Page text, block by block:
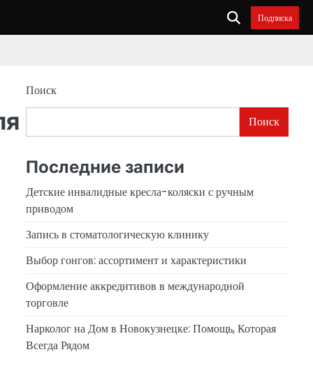
Подписка
Поиск
Поиск
Последние записи
Детские инвалидные кресла-коляски с ручным
приводом
Запись в стоматологическую клинику
Выбор гонгов: ассортимент и характеристики
Оформление аккредитивов в международной
торговле
Нарколог на Дом в Новокузнецке: Помощь, Которая
Всегда Рядом